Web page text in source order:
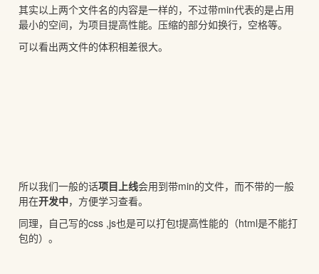
其实以上两个文件名的内容是一样的，不过带min代表的是占用
最小的空间，为项目提高性能。压缩的部分如换行，空格等。
可以看出两文件的体积相差很大。
所以我们一般的话项目上线会用到带min的文件，而不带的一般
用在开发中，方便学习查看。
同理，自己写的css ,js也是可以打包t提高性能的（html是不能打
包的）。